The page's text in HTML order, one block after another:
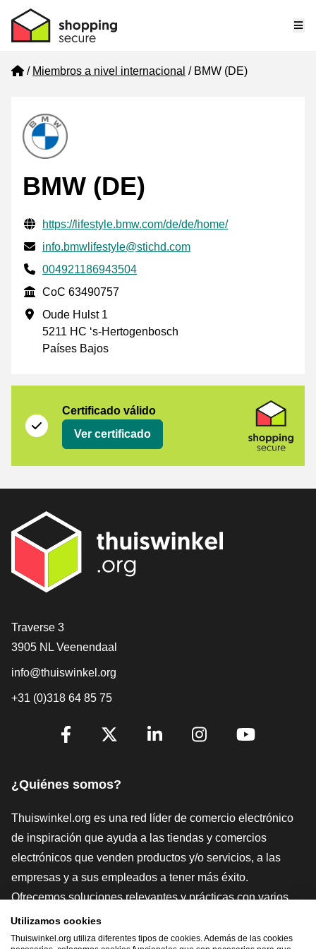
Home
Miembros a nivel internacional BMW (DE)
BMW (DE)
Información de contacto verificada
Website URL
https://lifestyle.bmw.com/de/de/home/
Envía un correo electrónico a
info.bmwlifestyle@stichd.com
Phone number
004921186943504
CoC
CoC 63490757
Dirección de la empresa
Oude Hulst 1
5211 HC ‘s-Hertogenbosch
Países Bajos
Certificado válido
Ver certificado
[_General:Contact]
Traverse 3
3905 NL Veenendaal
info@thuiswinkel.org
+31 (0)318 64 85 75
[_General:SocialMediaTitle]
¿Quiénes somos?
Thuiswinkel.org es una red líder de comercio electrónico
de inspiración que ayuda a las tiendas y comercios
electrónicos que venden productos y/o servicios, a las
empresas y a sus empleados a tener más éxito.
Ofrecemos soluciones relevantes y prácticas con varios
sellos de confianza, Thuiswinkel Reviews, herramientas y
asesoramiento jurídico, defensa, estudios de mercado, y
Utilizamos cookies
Thuiswinkel.org utiliza diferentes tipos de cookies. Además de las cookies